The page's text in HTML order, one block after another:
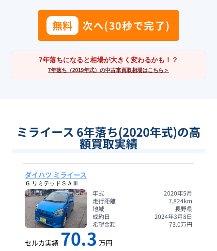
無料 次へ(30秒で完了)
7年落ちになると相場が大きく変わるかも！？
7年落ち（2019年式）の中古車買取相場はこちら＞
ミライース 6年落ち(2020年式)の高
額買取実績
ダイハツ ミライース
Ｇ リミテッドＳＡⅢ
年式
2020年5月
走行距離
7,824km
地域
長野県
成約日
2024年3月8日
希望金額
73.0万円
セルカ実績 70.3 万円